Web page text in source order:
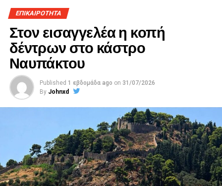
ΕΠΙΚΑΙΡΟΤΗΤΑ
Στον εισαγγελέα η κοπή
δέντρων στο κάστρο
Ναυπάκτου
Published 1 εβδομάδα ago on 31/07/2026
By Johnxd